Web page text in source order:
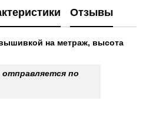
Отзывы
на метраж, высота
по